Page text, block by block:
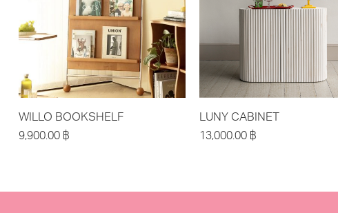
WILLO BOOKSHELF
9,900.00 ฿
LUNY CABINET
13,000.00 ฿